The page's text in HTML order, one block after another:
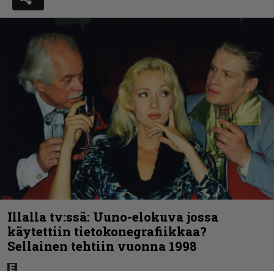
Illalla tv:ssä: Uuno-elokuva jossa
käytettiin tietokonegrafiikkaa?
Sellainen tehtiin vuonna 1998